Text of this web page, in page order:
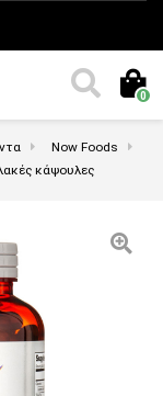
0
Now Foods
κάψουλες